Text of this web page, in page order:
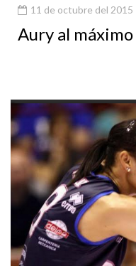
11 de octubre del 2015
Aury al